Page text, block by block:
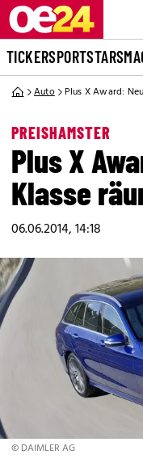
TICKERSPORTSTARS
Auto Plus X Award:
PREISHAMSTER
Plus X
Klasse
06.06.2014, 14:18
© DAIMLER AG